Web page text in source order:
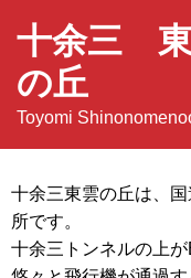
十余三 東
の丘
Toyomi
十余三東雲の丘は、
所です。
十余三トンネルの上